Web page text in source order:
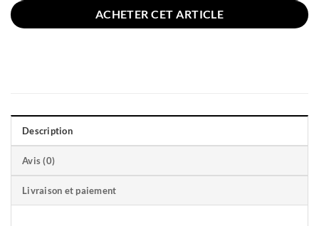
ACHETER CET ARTICLE
Description
Avis (0)
Livraison et paiement